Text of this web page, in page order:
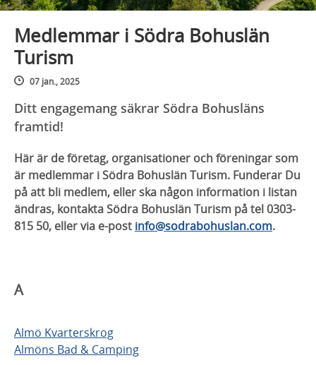
Medlemmar i Södra Bohuslän
Turism
07 jan., 2025
Ditt engagemang säkrar Södra Bohusläns
framtid!
Här är de företag, organisationer och föreningar som
är medlemmar i Södra Bohuslän Turism. Funderar Du
på att bli medlem, eller ska någon information i listan
ändras, kontakta Södra Bohuslän Turism på tel 0303-
815 50, eller via e-post info@sodrabohuslan.com.
A
Almö Kvarterskrog
Almöns Bad & Camping